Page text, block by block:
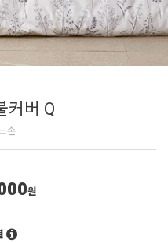
커버 Q
손
원